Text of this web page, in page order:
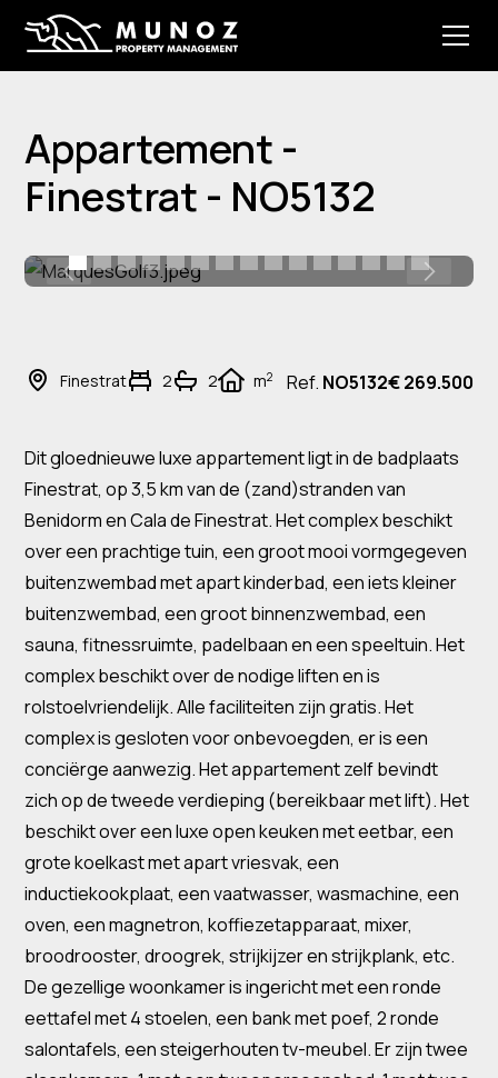
Appartement -
Finestrat - NO5132
Finestrat 2 2 m2 Ref. NO5132€ 269.500
Dit gloednieuwe luxe appartement ligt in de badplaats
Finestrat, op 3,5 km van de (zand)stranden van
Benidorm en Cala de Finestrat. Het complex beschikt
over een prachtige tuin, een groot mooi vormgegeven
buitenzwembad met apart kinderbad, een iets kleiner
buitenzwembad, een groot binnenzwembad, een
sauna, fitnessruimte, padelbaan en een speeltuin. Het
complex beschikt over de nodige liften en is
rolstoelvriendelijk. Alle faciliteiten zijn gratis. Het
complex is gesloten voor onbevoegden, er is een
conciërge aanwezig. Het appartement zelf bevindt
zich op de tweede verdieping (bereikbaar met lift). Het
beschikt over een luxe open keuken met eetbar, een
grote koelkast met apart vriesvak, een
inductiekookplaat, een vaatwasser, wasmachine, een
oven, een magnetron, koffiezetapparaat, mixer,
broodrooster, droogrek, strijkijzer en strijkplank, etc.
De gezellige woonkamer is ingericht met een ronde
eettafel met 4 stoelen, een bank met poef, 2 ronde
salontafels, een steigerhouten tv-meubel. Er zijn twee